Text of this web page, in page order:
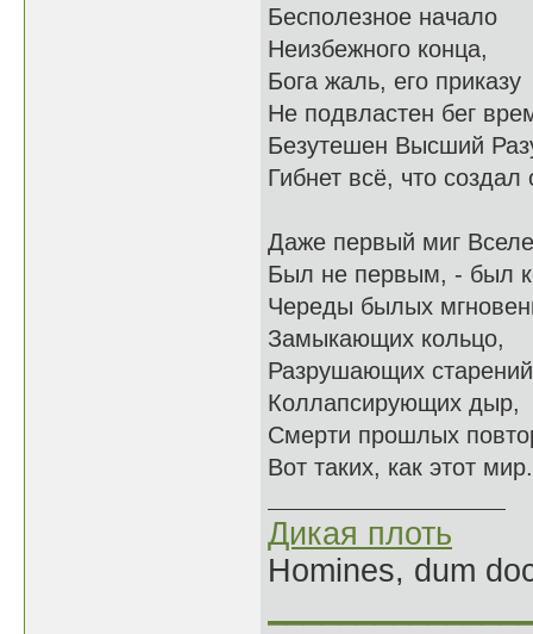
Бесполезное начало
Неизбежного конца,
Бога жаль, его приказу
Не подвластен бег
Безутешен Высший
Гибнет всё, что создал
Даже первый миг
Был не первым, - был
Череды былых
Замыкающих кольцо,
Разрушающих
Коллапсирующих дыр,
Смерти прошлых
Вот таких, как этот мир.
Дикая плоть
Homines, dum